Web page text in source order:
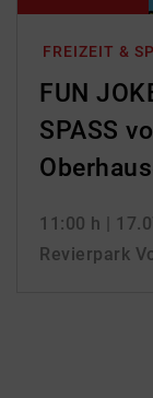
FREIZEIT &
FUN
SPASS
11:00 h |
Revierpark